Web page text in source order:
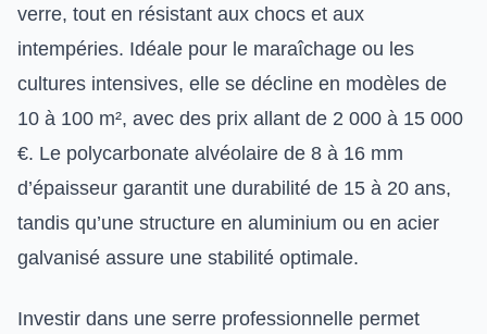
verre, tout en résistant aux chocs et aux
intempéries. Idéale pour le maraîchage ou les
cultures intensives, elle se décline en modèles de
10 à 100 m², avec des prix allant de 2 000 à 15 000
€. Le polycarbonate alvéolaire de 8 à 16 mm
d’épaisseur garantit une durabilité de 15 à 20 ans,
tandis qu’une structure en aluminium ou en acier
galvanisé assure une stabilité optimale.
Investir dans une serre professionnelle permet